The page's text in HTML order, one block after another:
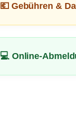
💶 Gebühren &
💻 Online-